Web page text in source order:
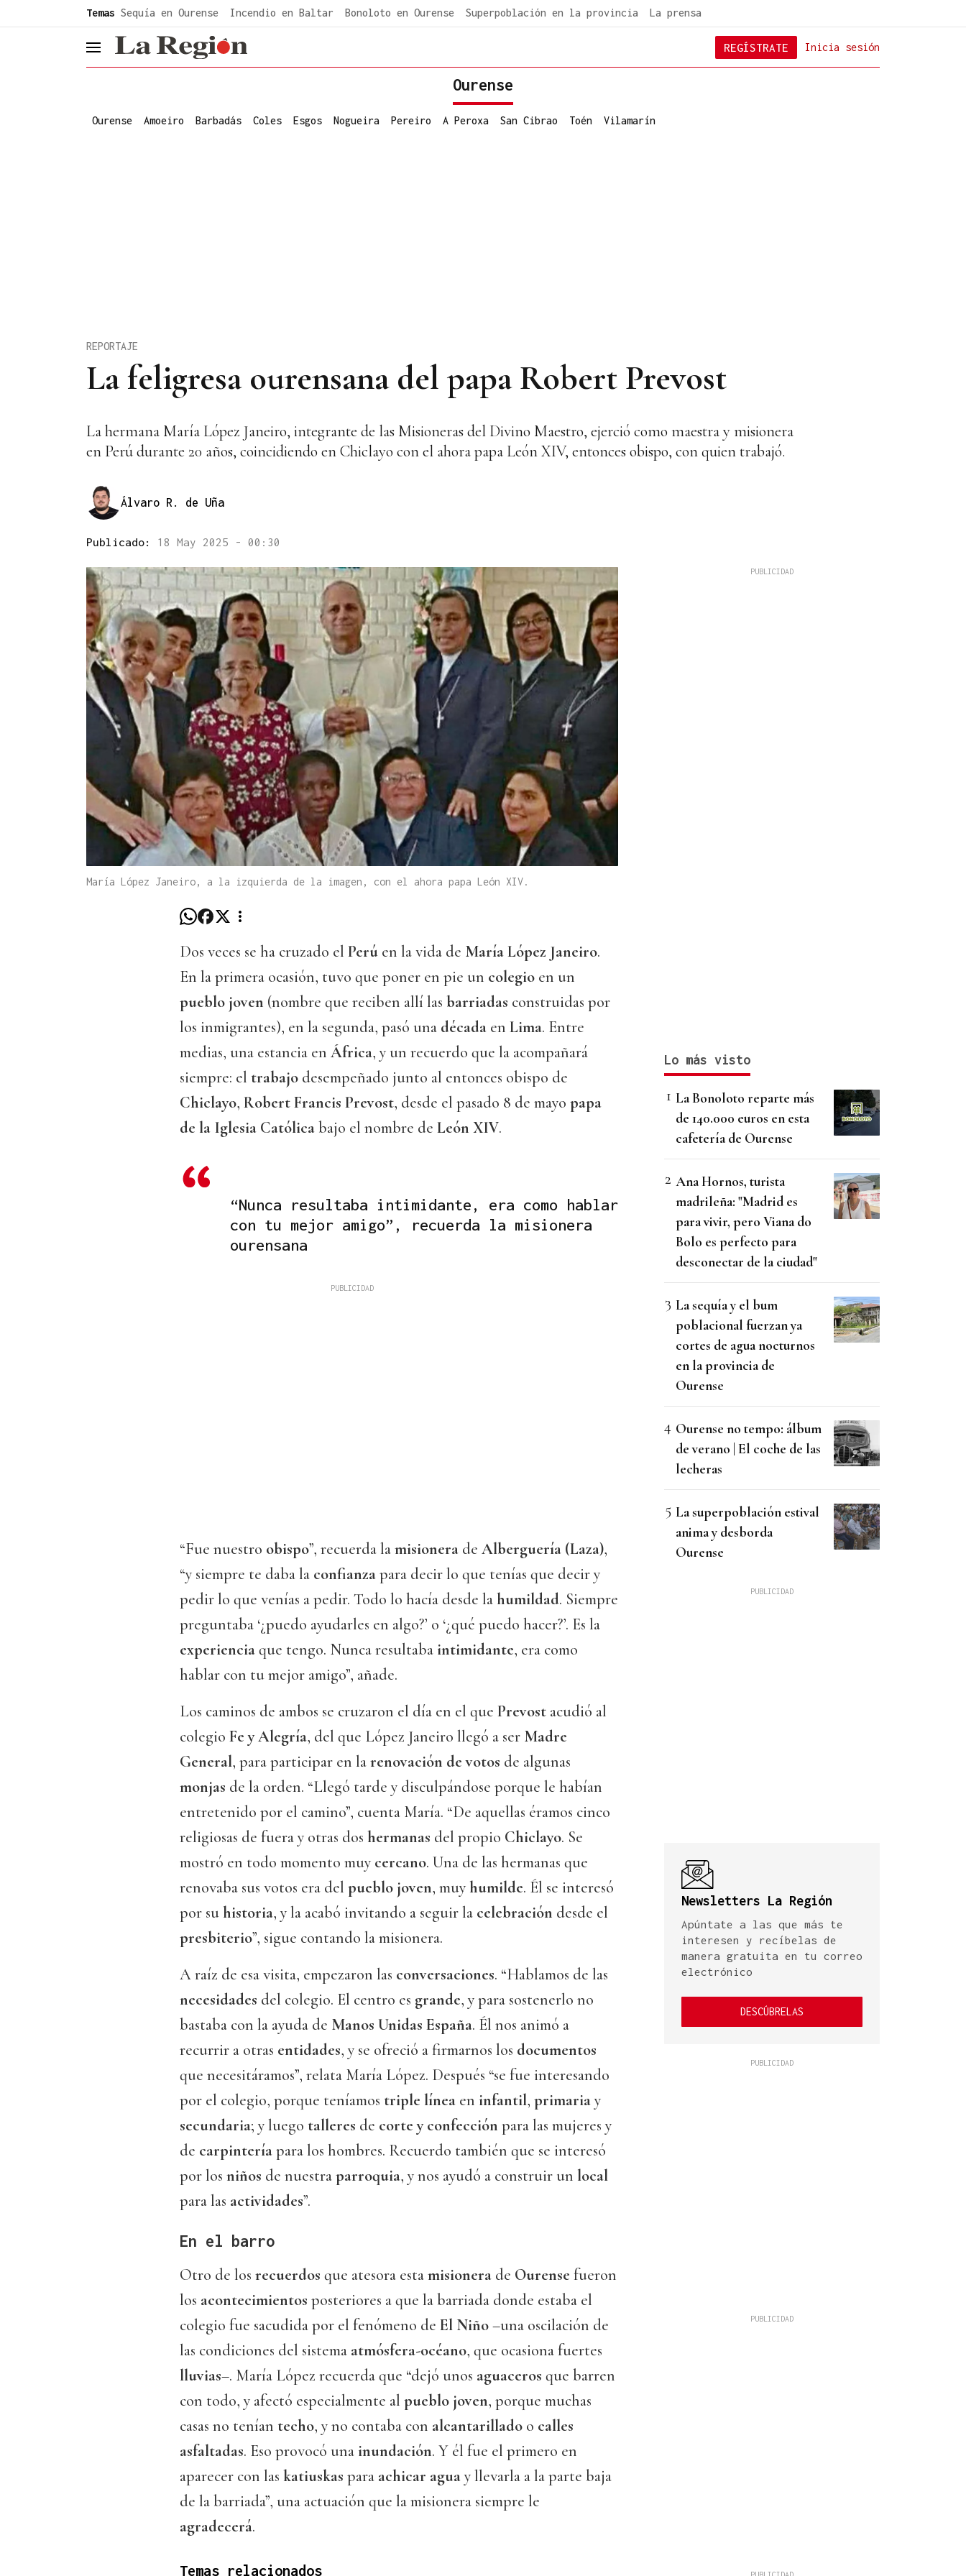
Temas Sequía en Ourense Incendio en Baltar Bonoloto en Ourense Superpoblación en la provincia La prensa
header.menu.open Inicia sesión
REGÍSTRATE
Ourense
Ourense Amoeiro Barbadás Coles Esgos Nogueira Pereiro A Peroxa San Cibrao Toén Vilamarín
La feligresa ourensana del papa Robert Prevost
REPORTAJE
La hermana María López Janeiro, integrante de las Misioneras del Divino Maestro, ejerció como maestra y misionera
en Perú durante 20 años, coincidiendo en Chiclayo con el ahora papa León XIV, entonces obispo, con quien trabajó.
Álvaro R. de Uña
Publicado: 18 May 2025 - 00:30
María López Janeiro, a la izquierda de la imagen, con el ahora papa León XIV.
Dos veces se ha cruzado el Perú en la vida de María López Janeiro.
En la primera ocasión, tuvo que poner en pie un colegio en un
pueblo joven (nombre que reciben allí las barriadas construidas por
los inmigrantes), en la segunda, pasó una década en Lima. Entre
medias, una estancia en África, y un recuerdo que la acompañará
siempre: el trabajo desempeñado junto al entonces obispo de
Chiclayo, Robert Francis Prevost, desde el pasado 8 de mayo papa
de la Iglesia Católicabajo el nombre de León XIV.
“Nunca resultaba intimidante, era como hablar
con tu mejor amigo”, recuerda la misionera
ourensana
“Fue nuestro obispo”, recuerda lamisionera de Alberguería (Laza),
“y siempre te daba la confianzapara decir lo que tenías que decir y
pedir lo que venías a pedir. Todo lo hacía desde lahumildad. Siempre
preguntaba ‘¿puedo ayudarles en algo?’ o ‘¿qué puedo hacer?’. Es la
experienciaque tengo. Nunca resultaba intimidante, era como
hablar con tu mejor amigo”, añade.
Los caminos de ambos se cruzaron el día en el que Prevost acudió al
colegio Fe y Alegría, del que López Janeiro llegó a ser Madre
General, para participar en larenovación de votos de algunas
monjas de la orden. “Llegó tarde y disculpándose porque le habían
entretenido por el camino”, cuenta María. “De aquellas éramos cinco
religiosas de fuera y otras dos hermanas del propio Chiclayo. Se
mostró en todo momento muy cercano. Una de las hermanas que
renovaba sus votos era del pueblo joven, muyhumilde. Él se interesó
por suhistoria, y la acabó invitando a seguir la celebración desde el
presbiterio”, sigue contando la misionera.
A raíz de esa visita, empezaron las conversaciones. “Hablamos de las
necesidades del colegio. El centro es grande, y para sostenerlo no
bastaba con la ayuda de Manos Unidas España. Él nos animó a
recurrir a otras entidades, y se ofreció a firmarnos los documentos
que necesitáramos”, relata María López. Después “se fue interesando
por el colegio, porque teníamos triple línea en infantil, primariay
secundaria; y luego talleres de corte y confección para las mujeres y
de carpinteríapara los hombres. Recuerdo también que se interesó
por los niños de nuestraparroquia, y nos ayudó a construir un local
para las actividades”.
En el barro
Otro de los recuerdos que atesora estamisionera de Ourense fueron
los acontecimientos posteriores a que la barriada donde estaba el
colegio fue sacudida por el fenómeno de El Niño–una oscilación de
las condiciones del sistema atmósfera-océano, que ocasiona fuertes
lluvias–. María López recuerda que “dejó unos aguaceros que barren
con todo, y afectó especialmente al pueblo joven, porque muchas
casas no tenían techo, y no contaba con alcantarillado o calles
asfaltadas. Eso provocó una inundación. Y él fue el primero en
aparecer con las katiuskas para achicar aguay llevarla a la parte baja
de la barriada”, una actuación que la misionera siempre le
agradecerá.
Temas relacionados
Lo más visto
La Bonoloto reparte más
de 140.000 euros en esta
cafetería de Ourense
Ana Hornos, turista
madrileña: "Madrid es
para vivir, pero Viana do
Bolo es perfecto para
desconectar de la ciudad"
La sequía y el bum
poblacional fuerzan ya
cortes de agua nocturnos
en la provincia de
Ourense
Ourense no tempo: álbum
de verano | El coche de las
lecheras
La superpoblación estival
anima y desborda
Ourense
Newsletters La Región
Apúntate a las que más te
interesen y recíbelas de
manera gratuita en tu correo
electrónico
DESCÚBRELAS